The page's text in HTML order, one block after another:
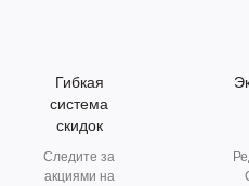
Гибкая
система
скидок
Следите за
акциями на